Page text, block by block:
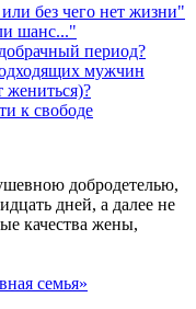
без чего нет жизни"
шанс..."
период?
мужчин
жениться)?
к свободе
добродетелью,
дней, а далее не
качества жены,